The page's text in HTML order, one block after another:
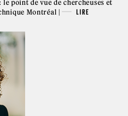
point de vue de chercheuses et
Montréal |
LIRE